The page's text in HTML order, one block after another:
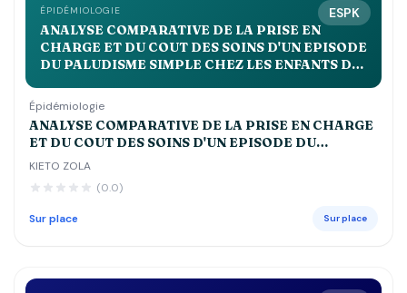
ESPK
ÉPIDÉMIOLOGIE
ANALYSE COMPARATIVE DE LA PRISE EN
CHARGE ET DU COUT DES SOINS D'UN EPISODE
DU PALUDISME SIMPLE CHEZ LES ENFANTS DE
st JOSEPH, ESENGO ET DEBORAH
Épidémiologie
ANALYSE COMPARATIVE DE LA PRISE EN CHARGE
ET DU COUT DES SOINS D'UN EPISODE DU
PALUDISME SIMPLE CHEZ LES ENFANTS DE MOINS
JOSEPH, ESENGO ET DEBORAH
KIETO ZOLA
(0.0)
Sur place Sur place